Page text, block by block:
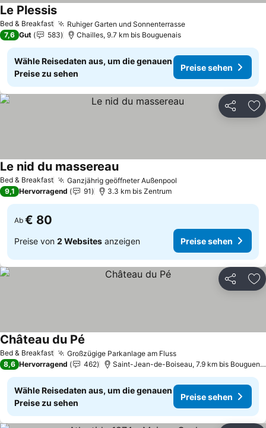
Bed & Breakfast Ruhiger Garten und Sonnenterrasse
Le Plessis
7,6 Gut 583 Chailles, 9.7 km bis Bouguenais
Wähle Reisedaten aus, um die genauen
Preise zu sehen
Preise sehen
Teilen
Bed & Breakfast Ganzjährig geöffneter Außenpool
Le nid du massereau
9,1 Hervorragend 91 3.3 km bis Zentrum
Ab € 80
Preise von 2 Websites anzeigen Preise sehen
Teilen
Bed & Breakfast Großzügige Parkanlage am Fluss
Château du Pé
8,6 Hervorragend 462 Saint-Jean-de-Boiseau, 7.9 km bis Bouguenais
Wähle Reisedaten aus, um die genauen
Preise zu sehen
Preise sehen